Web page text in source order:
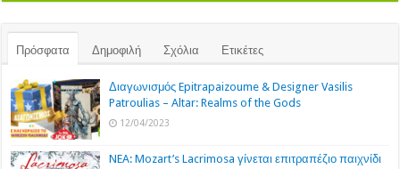
Πρόσφατα Δημοφιλή Σχόλια Ετικέτες
Διαγωνισμός Epitrapaizoume & Designer Vasilis
Patroulias – Altar: Realms of the Gods
12/04/2023
NEA: Mozart’s Lacrimosa γίνεται επιτραπέζιο παιχνίδι